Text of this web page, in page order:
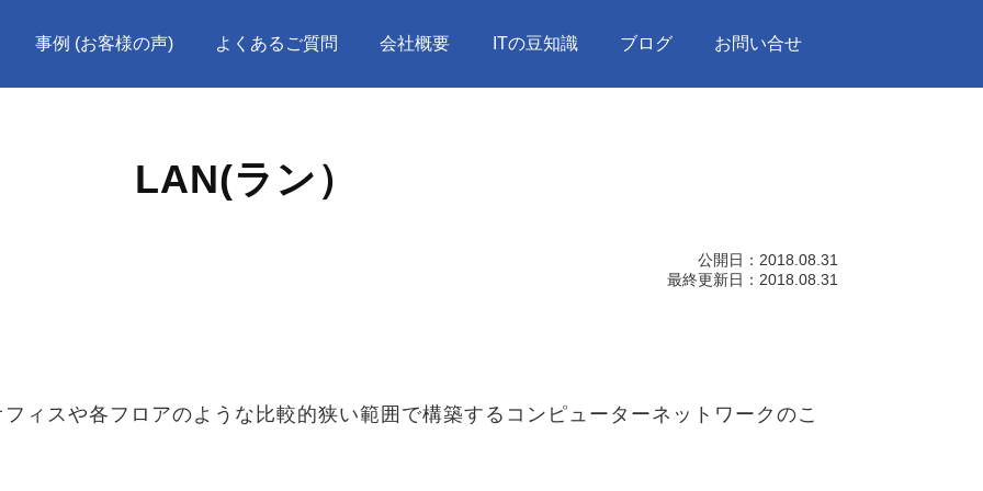
事例 (お客様の声) よくあるご質問 会社概要 ITの豆知識 ブログ お問い合せ
LAN(ラン）
公開日： 2018.08.31
最終更新日： 2018.08.31
ィスや各フロアのような比較的狭い範囲で構築するコンピューターネットワークのこ